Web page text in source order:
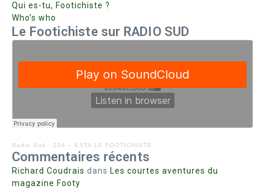
Qui es-tu, Footichiste ?
Who’s who
Le Footichiste sur RADIO SUD
Radio Sud · 234 – ESTA LE FOOTICHISTE
Commentaires récents
Richard Coudrais dans Les courtes aventures du
magazine Footy